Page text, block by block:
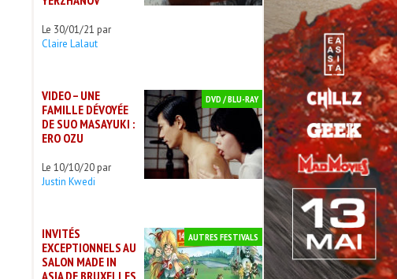
Le 30/01/21 par
Claire Lalaut
VIDEO – UNE
FAMILLE DÉVOYÉE
DE SUO MASAYUKI :
ERO OZU
Le 10/10/20 par
Justin Kwedi
DVD / BLU-RAY
INVITÉS
EXCEPTIONNELS AU
SALON MADE IN
ASIA DE BRUXELLES
AUTRES FESTIVALS